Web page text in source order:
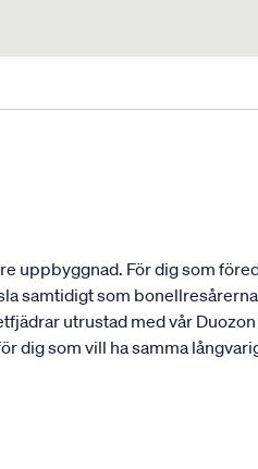
uppbyggnad. För dig som
samtidigt som
utrustad med vår
dig som vill ha samma